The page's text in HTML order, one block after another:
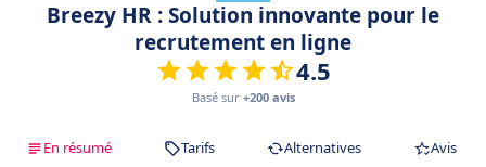
Breezy HR : Solution innovante pour le
recrutement en ligne
4.5
Basé sur +200 avis
En résumé Tarifs Alternatives Avis